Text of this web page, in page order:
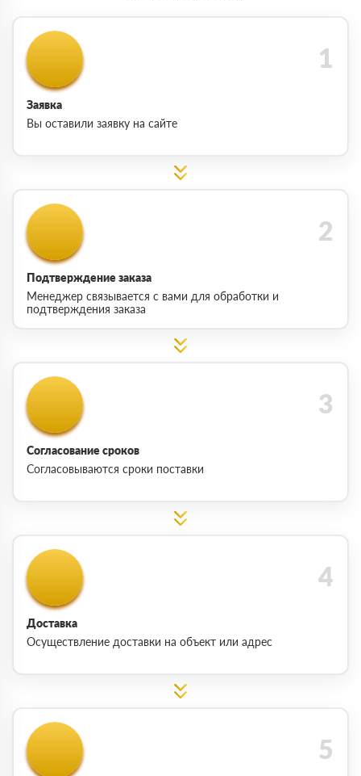
Заявка
Вы оставили заявку на сайте
Подтверждение заказа
Менеджер связывается с вами для обработки и
подтверждения заказа
Согласование сроков
Согласовываются сроки поставки
Доставка
Осуществление доставки на объект или адрес